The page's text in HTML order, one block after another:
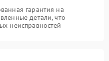
гарантия на
детали, что
неисправностей